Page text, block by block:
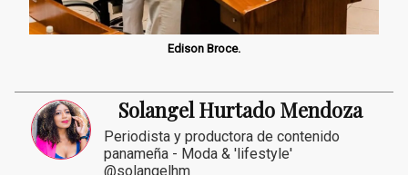
Edison Broce.
Solangel Hurtado Mendoza
Periodista y productora de contenido
panameña - Moda & 'lifestyle'
@solangelhm